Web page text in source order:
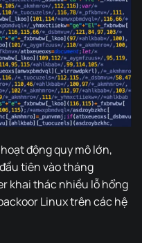
động quy mô lớn,
tiên vào tháng
khai thác nhiều lỗ hổng
Linux trên các hệ